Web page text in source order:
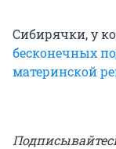
Сибирячки, у
бесконечных
материнской